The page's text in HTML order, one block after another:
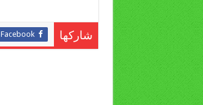
شاركها Facebook